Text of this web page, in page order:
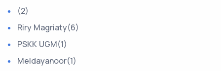
(2)
Riry Magriaty(6)
PSKK UGM(1)
Meldayanoor(1)